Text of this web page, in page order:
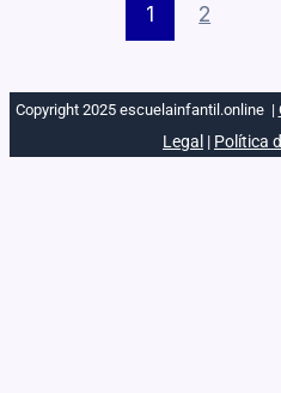
1 2
Copyright 2025 escuelainfantil.online |
Legal | Política